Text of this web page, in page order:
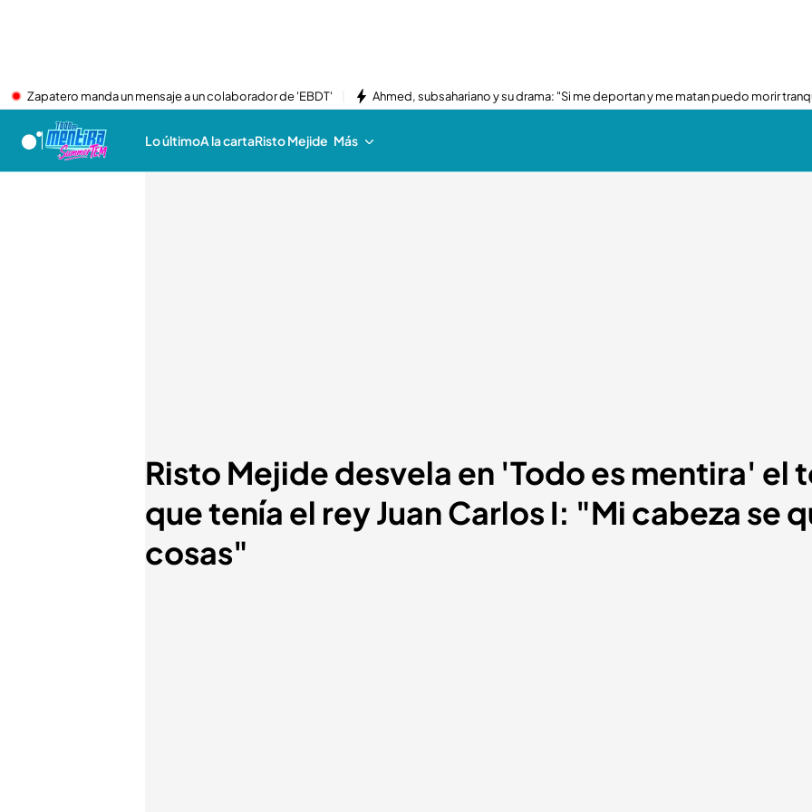
Zapatero manda un mensaje a un colaborador de 'EBDT' Ahmed, subsahariano y su drama: "Si me deportan y me matan puedo morir
Lo últimoA la cartaRisto Mejide Más
Risto Mejide desvela en 'Todo es mentira' el
que tenía el rey Juan Carlos I: "Mi cabeza se
cosas"